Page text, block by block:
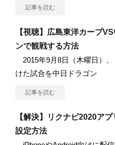
記事を読む
【視聴】広島東洋カープ
ンで観戦する方法
2015年9月8日（木曜日）
けた試合を中日ドラゴン
記事を読む
【解決】リクナビ2020ア
設定方法